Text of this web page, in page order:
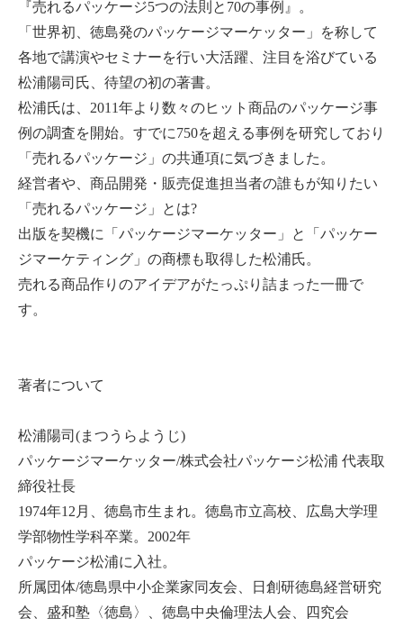
『売れるパッケージ5つの法則と70の事例』。
「世界初、徳島発のパッケージマーケッター」を称して
各地で講演やセミナーを行い大活躍、注目を浴びている
松浦陽司氏、待望の初の著書。
松浦氏は、2011年より数々のヒット商品のパッケージ事
例の調査を開始。すでに750を超える事例を研究しており
「売れるパッケージ」の共通項に気づきました。
経営者や、商品開発・販売促進担当者の誰もが知りたい
「売れるパッケージ」とは?
出版を契機に「パッケージマーケッター」と「パッケー
ジマーケティング」の商標も取得した松浦氏。
売れる商品作りのアイデアがたっぷり詰まった一冊で
す。
著者について
松浦陽司(まつうらようじ)
パッケージマーケッター/株式会社パッケージ松浦 代表取
締役社長
1974年12月、徳島市生まれ。徳島市立高校、広島大学理
学部物性学科卒業。2002年
パッケージ松浦に入社。
所属団体/徳島県中小企業家同友会、日創研徳島経営研究
会、盛和塾〈徳島〉、徳島中央倫理法人会、四究会